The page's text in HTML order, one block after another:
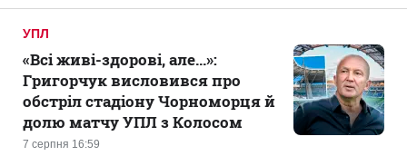
УПЛ
7 серпня 16:59
«Всі живі-здорові, але...»:
Григорчук висловився про
обстріл стадіону Чорноморця й
долю матчу УПЛ з Колосом